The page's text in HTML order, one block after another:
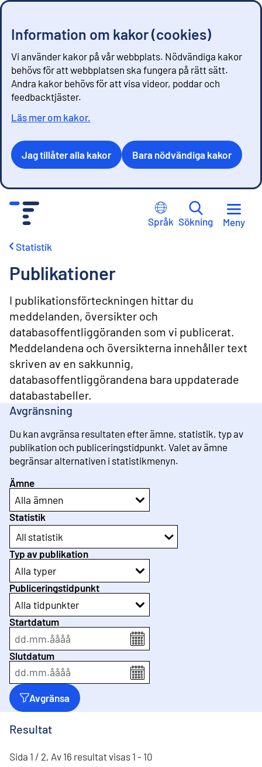
Information om kakor (cookies)
Vi använder kakor på vår webbplats. Nödvändiga kakor
behövs för att webbplatsen ska fungera på rätt sätt.
Andra kakor behövs för att visa videor, poddar och
feedbacktjäster.
Läs mer om kakor.
Jag tillåter alla kakor Bara nödvändiga kakor
Språk Sökning Meny
Statistik
Publikationer
I publikationsförteckningen hittar du
meddelanden, översikter och
databasoffentliggöranden som vi publicerat.
Meddelandena och översikterna innehåller text
skriven av en sakkunnig,
databasoffentliggörandena bara uppdaterade
databastabeller.
Avgränsning
Du kan avgränsa resultaten efter ämne, statistik, typ av
publikation och publiceringstidpunkt. Valet av ämne
begränsar alternativen i statistikmenyn.
Ämne
Alla ämnen
Statistik
All statistik
Typ av publikation
Alla typer
Publiceringstidpunkt
Alla tidpunkter
Startdatum
dd.mm.åååå
Slutdatum
dd.mm.åååå
Avgränsa
Resultat
Sida 1 / 2, Av 16 resultat visas 1 - 10